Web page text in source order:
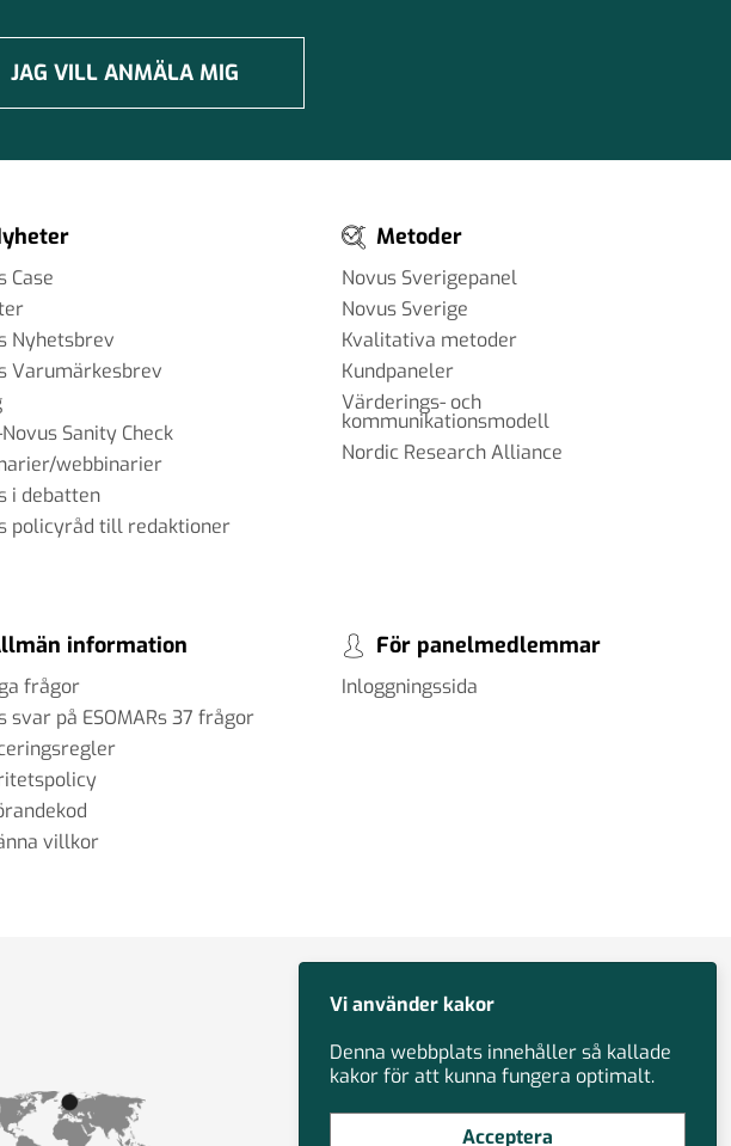
JAG VILL ANMÄLA MIG
Case
Nyhetsbrev
Varumärkesbrev
Sanity Check
webbinarier
i debatten
policyråd till redaktioner
Metoder
Novus Sverigepanel
Novus Sverige
Kvalitativa metoder
Kundpaneler
Värderings- och
kommunikationsmodell
Nordic Research Alliance
information
frågor
svar på ESOMARs 37 frågor
villkor
För panelmedlemmar
Inloggningssida
Vi använder kakor
Denna webbplats innehåller så kallade
kakor för att kunna fungera optimalt.
Acceptera